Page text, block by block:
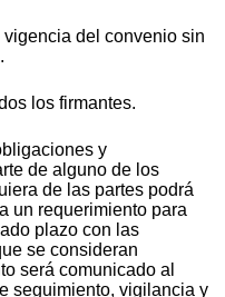
del convenio sin
los firmantes.
y
de alguno de los
de las partes podrá
un requerimiento para
plazo con las
se consideran
será comunicado al
seguimiento, vigilancia y